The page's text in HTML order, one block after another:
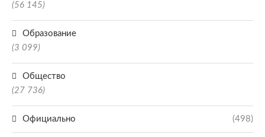
(56 145)
Образование
(3 099)
Общество
(27 736)
Официально (498)